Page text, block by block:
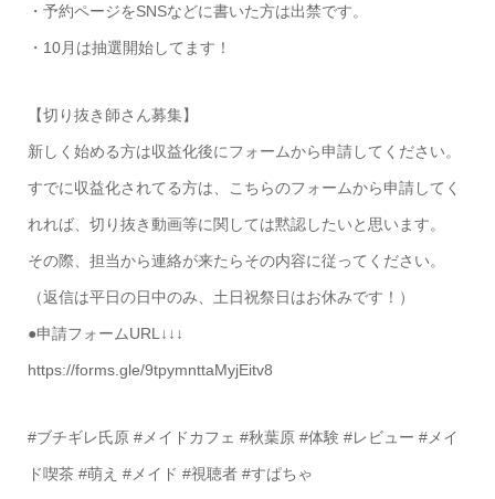
・予約ページをSNSなどに書いた方は出禁です。
・10月は抽選開始してます！
【切り抜き師さん募集】
新しく始める方は収益化後にフォームから申請してください。
すでに収益化されてる方は、こちらのフォームから申請してく
れれば、切り抜き動画等に関しては黙認したいと思います。
その際、担当から連絡が来たらその内容に従ってください。
（返信は平日の日中のみ、土日祝祭日はお休みです！）
●申請フォームURL↓↓↓
https://forms.gle/9tpymnttaMyjEitv8
#ブチギレ氏原 #メイドカフェ #秋葉原 #体験 #レビュー #メイ
ド喫茶 #萌え #メイド #視聴者 #すぱちゃ